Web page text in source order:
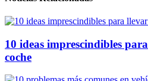
10 ideas imprescindibles
coche